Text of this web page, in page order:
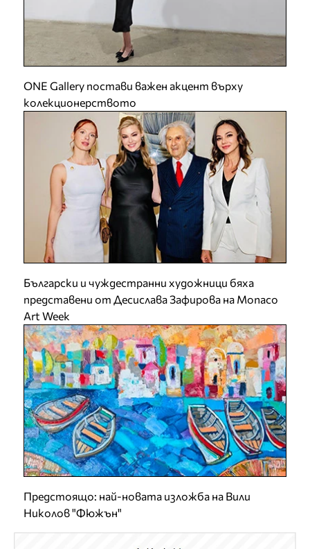
ONE Gallery постави важен акцент върху
колекционерството
Български и чуждестранни художници бяха
представени от Десислава Зафирова на Monaco
Art Week
Предстоящо: най-новата изложба на Вили
Николов "Фюжън"